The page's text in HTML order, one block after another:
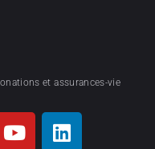
et assurances-vie